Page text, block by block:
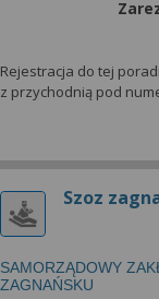
Rejestracja do tej
z przychodnią pod
Szoz
SAMORZĄDOWY
ZAGNAŃSKU